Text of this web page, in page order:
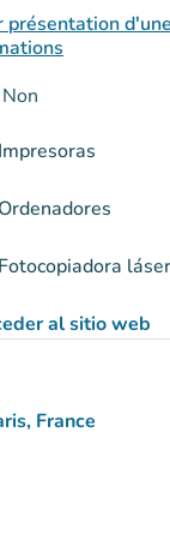
Impresoras
Ordenadores
Fotocopiadora láser
al sitio web
(nueva
France
Maps)